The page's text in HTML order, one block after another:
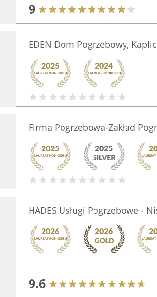
9
EDEN Dom Pogrzebowy,
Firma Pogrzebowa-Zakład
HADES Usługi Pogrzebowe -
9.6